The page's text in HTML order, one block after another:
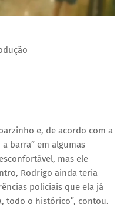
e, de acordo com a
barra” em algumas
mas ele
Rodrigo ainda teria
policiais que ela já
todo o histórico”, contou.